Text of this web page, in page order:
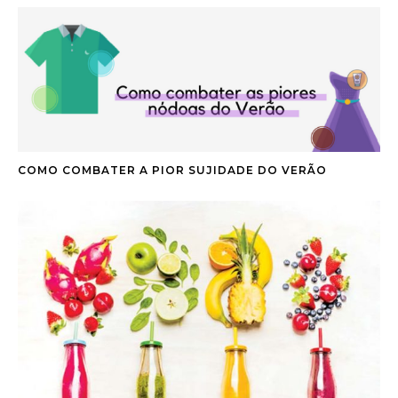
COMO COMBATER A PIOR SUJIDADE DO VERÃO